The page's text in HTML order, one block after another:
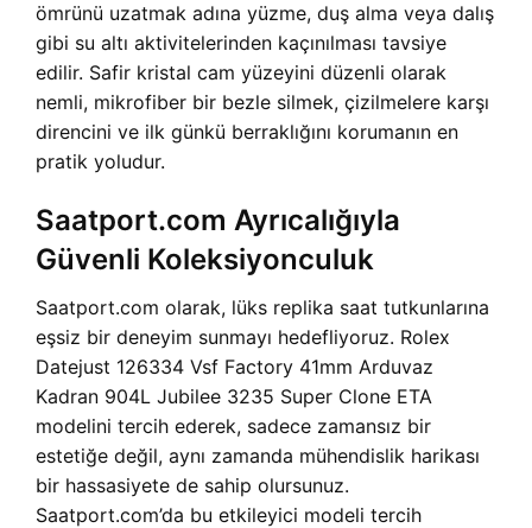
ömrünü uzatmak adına yüzme, duş alma veya dalış
gibi su altı aktivitelerinden kaçınılması tavsiye
edilir. Safir kristal cam yüzeyini düzenli olarak
nemli, mikrofiber bir bezle silmek, çizilmelere karşı
direncini ve ilk günkü berraklığını korumanın en
pratik yoludur.
Saatport.com Ayrıcalığıyla
Güvenli Koleksiyonculuk
Saatport.com olarak, lüks replika saat tutkunlarına
eşsiz bir deneyim sunmayı hedefliyoruz. Rolex
Datejust 126334 Vsf Factory 41mm Arduvaz
Kadran 904L Jubilee 3235 Super Clone ETA
modelini tercih ederek, sadece zamansız bir
estetiğe değil, aynı zamanda mühendislik harikası
bir hassasiyete de sahip olursunuz.
Saatport.com’da bu etkileyici modeli tercih